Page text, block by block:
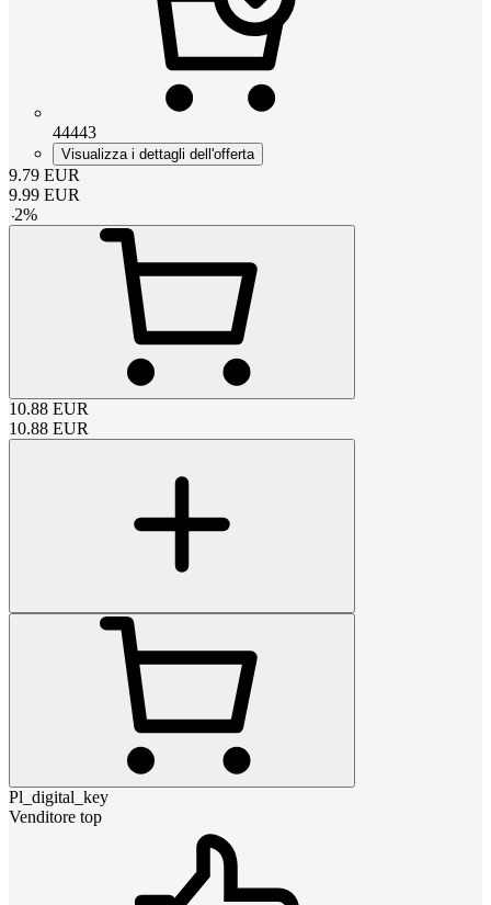
44443
Visualizza i dettagli dell'offerta
9.79 EUR
9.99 EUR
-2%
10.88 EUR
10.88 EUR
Pl_digital_key
Venditore top